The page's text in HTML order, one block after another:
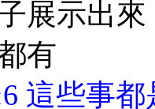
展示出
有
這些事